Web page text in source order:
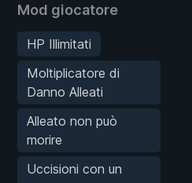
Mod giocatore
HP Illimitati
Moltiplicatore di
Danno Alleati
Alleato non può
morire
Uccisioni con un